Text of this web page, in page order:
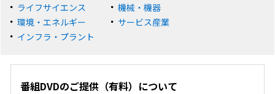
ライフサイエンス
機械・機器
環境・エネルギー
サービス産業
インフラ・プラント
番組DVDのご提供（有料）について